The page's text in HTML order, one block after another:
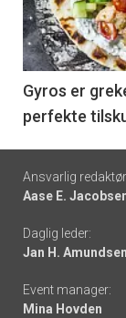
nå
-
6
Gyros er
perfekte
Footer
-
links
Ansvarlig
Aase E.
Daglig leder:
Jan H. Amundsen
Event manager:
Mina Hovden